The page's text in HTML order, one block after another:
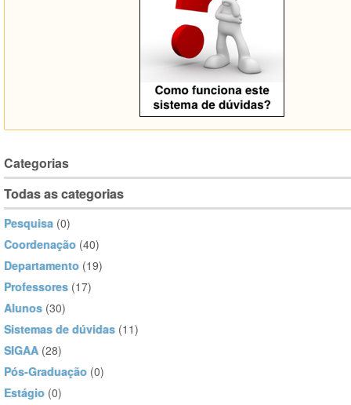
Categorias
Todas as categorias
Pesquisa (0)
Coordenação (40)
Departamento (19)
Professores (17)
Alunos (30)
Sistemas de dúvidas (11)
SIGAA (28)
Pós-Graduação (0)
Estágio (0)